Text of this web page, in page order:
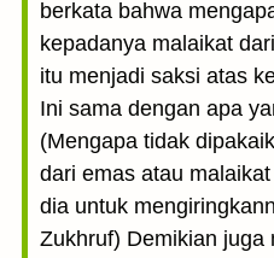
berkata bahwa
kepadanya malaikat
itu menjadi saksi atas
Ini sama dengan apa
(Mengapa tidak
dari emas atau
dia untuk
Zukhruf) Demikian juga